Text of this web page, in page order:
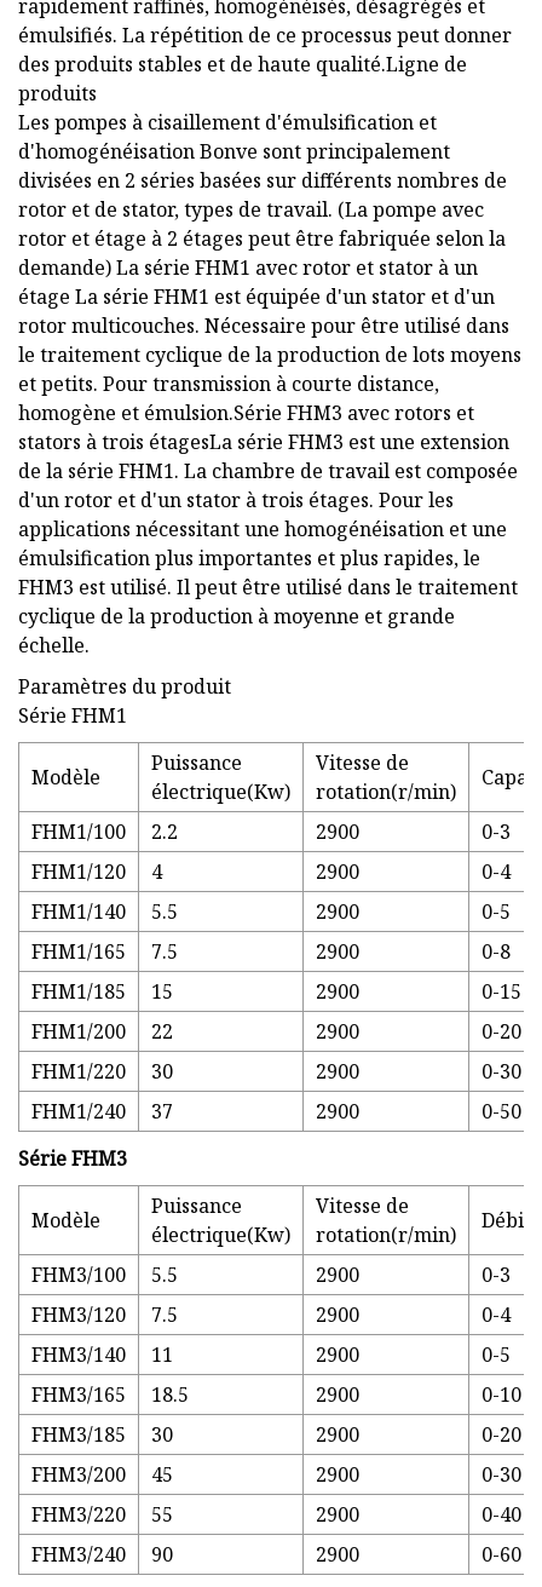
rapidement raffinés, homogénéisés, désagrégés et
émulsifiés. La répétition de ce processus peut donner
des produits stables et de haute qualité.Ligne de
produits
Les pompes à cisaillement d'émulsification et
d'homogénéisation Bonve sont principalement
divisées en 2 séries basées sur différents nombres de
rotor et de stator, types de travail. (La pompe avec
rotor et étage à 2 étages peut être fabriquée selon la
demande) La série FHM1 avec rotor et stator à un
étage La série FHM1 est équipée d'un stator et d'un
rotor multicouches. Nécessaire pour être utilisé dans
le traitement cyclique de la production de lots moyens
et petits. Pour transmission à courte distance,
homogène et émulsion.Série FHM3 avec rotors et
stators à trois étagesLa série FHM3 est une extension
de la série FHM1. La chambre de travail est composée
d'un rotor et d'un stator à trois étages. Pour les
applications nécessitant une homogénéisation et une
émulsification plus importantes et plus rapides, le
FHM3 est utilisé. Il peut être utilisé dans le traitement
cyclique de la production à moyenne et grande
échelle.
Paramètres du produit
Série FHM1
Modèle
Puissance
électrique(Kw)
Vitesse de
rotation(r/min)
FHM1/100 2.2 2900
0-3
FHM1/120
4 2900
0-4
FHM1/140
5.5 2900
0-5
FHM1/165
7.5 2900
0-8
FHM1/185
15 2900
0-15
FHM1/200
22 2900
0-20
FHM1/220
30 2900
0-30
FHM1/240
37 2900
0-50
Série FHM3
Modèle
Puissance
électrique(Kw)
Vitesse de
rotation(r/min)
FHM3/100 5.5 2900
0-3
FHM3/120
7.5 2900
0-4
FHM3/140
11 2900
0-5
FHM3/165
18.5 2900
0-10
FHM3/185
30 2900
0-20
FHM3/200
45 2900
0-30
FHM3/220
55 2900
0-40
FHM3/240
90 2900
0-60